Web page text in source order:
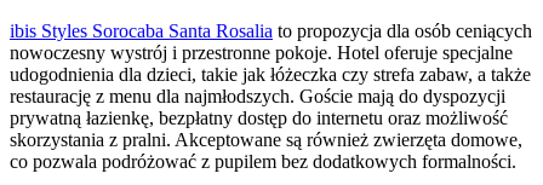
ibis Styles Sorocaba Santa Rosalia to propozycja dla osób ceniących
nowoczesny wystrój i przestronne pokoje. Hotel oferuje specjalne
udogodnienia dla dzieci, takie jak łóżeczka czy strefa zabaw, a także
restaurację z menu dla najmłodszych. Goście mają do dyspozycji
prywatną łazienkę, bezpłatny dostęp do internetu oraz możliwość
skorzystania z pralni. Akceptowane są również zwierzęta domowe,
co pozwala podróżować z pupilem bez dodatkowych formalności.